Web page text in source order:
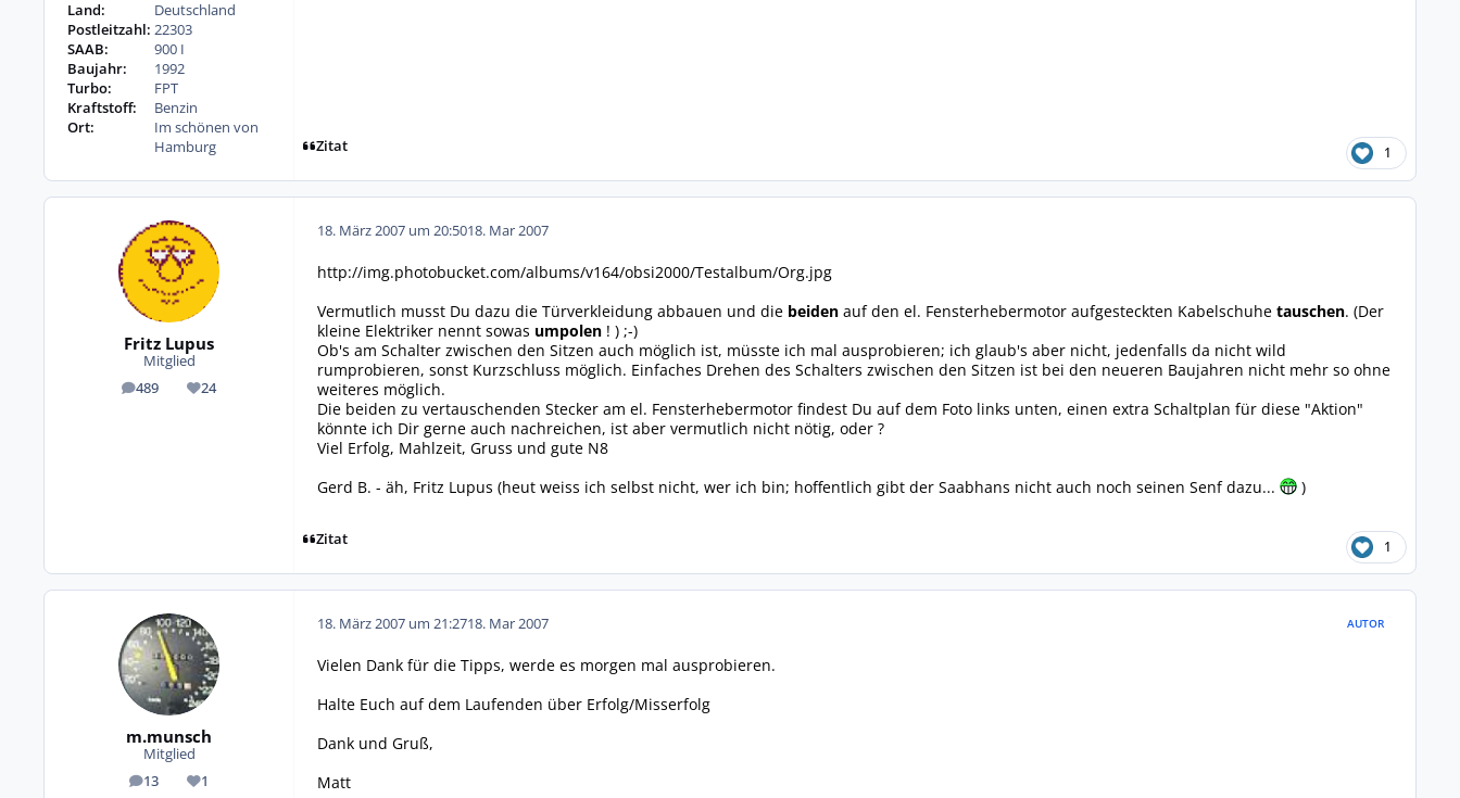
Land:
Deutschland
Postleitzahl: 22303
SAAB:
900 I
Baujahr:
1992
Turbo:
FPT
Kraftstoff:
Benzin
Ort:
Im schönen von
Hamburg
Zitat 1
Fritz Lupus
Mitglied
489
Beiträge 24
Reputation
18. März 2007 um 20:5018. Mar 2007
http://img.photobucket.com/albums/v164/obsi2000/Testalbum/Org.jpg
Vermutlich musst Du dazu die Türverkleidung abbauen und die beiden auf den el. Fensterhebermotor aufgesteckten Kabelschuhe tauschen. (Der
kleine Elektriker nennt sowas umpolen ! ) ;-)
Ob's am Schalter zwischen den Sitzen auch möglich ist, müsste ich mal ausprobieren; ich glaub's aber nicht, jedenfalls da nicht wild
rumprobieren, sonst Kurzschluss möglich. Einfaches Drehen des Schalters zwischen den Sitzen ist bei den neueren Baujahren nicht mehr so ohne
weiteres möglich.
Die beiden zu vertauschenden Stecker am el. Fensterhebermotor findest Du auf dem Foto links unten, einen extra Schaltplan für diese "Aktion"
könnte ich Dir gerne auch nachreichen, ist aber vermutlich nicht nötig, oder ?
Viel Erfolg, Mahlzeit, Gruss und gute N8
Gerd B. - äh, Fritz Lupus (heut weiss ich selbst nicht, wer ich bin; hoffentlich gibt der Saabhans nicht auch noch seinen Senf dazu...
)
Zitat 1
m.munsch
Mitglied
13
Beiträge 1
Reputation
18. März 2007 um 21:2718. Mar 2007 AUTOR
Vielen Dank für die Tipps, werde es morgen mal ausprobieren.
Halte Euch auf dem Laufenden über Erfolg/Misserfolg
Dank und Gruß,
Matt